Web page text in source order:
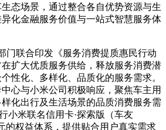
态场景，通过整合各自优势资源与生
化金融服务价值与一站式智慧服务体
联合印发《服务消费提质惠民行动
扩大优质服务供给，释放服务消费潜
性化、多样化、品质化的服务需求。
心与小米公司积极响应，聚焦车主用
化出行及生活场景的品质消费服务需
小米联名信用卡·探索版（车友
的权益体系，提供贴合用户真实需求